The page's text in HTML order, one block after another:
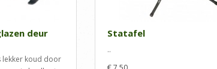
deur
lekker koud door
Statafel
..